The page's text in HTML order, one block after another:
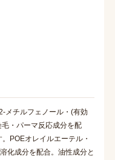
メチルフェノール・(有効
・パーマ反応成分を配
POEオレイルエーテル・
化成分を配合。油性成分と